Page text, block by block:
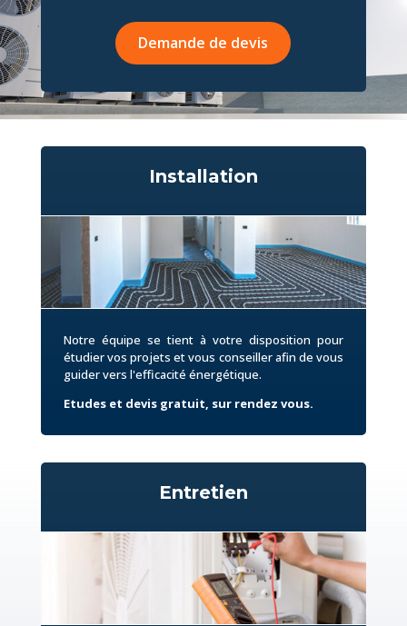
Demande de devis
Installation
Notre équipe se tient à votre disposition pour
étudier vos projets et vous conseiller afin de vous
guider vers l'efficacité énergétique.
Etudes et devis gratuit, sur rendez vous.
Entretien